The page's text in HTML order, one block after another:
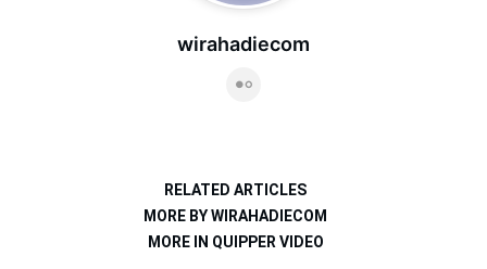
wirahadiecom
RELATED ARTICLES
MORE BY WIRAHADIECOM
MORE IN QUIPPER VIDEO